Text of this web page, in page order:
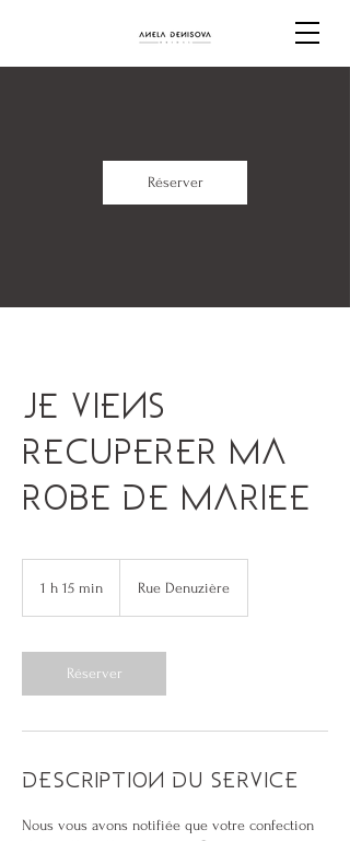
Réserver
Je viens
récupérer ma
robe de mariée
1 h 15 min
m
i
n
Rue Denuzière
Réserver
Description du service
Nous vous avons notifiée que votre confection